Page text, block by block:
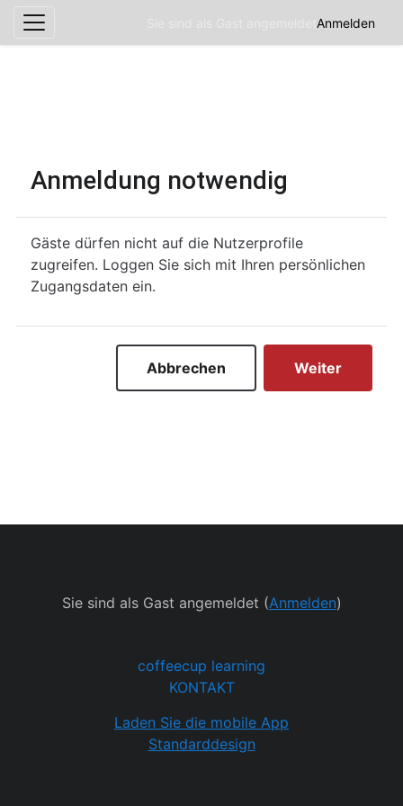
Anmelden
Anmeldung notwendig
Gäste dürfen nicht auf die Nutzerprofile
zugreifen. Loggen Sie sich mit Ihren persönlichen
Zugangsdaten ein.
Abbrechen Weiter
Sie sind als Gast angemeldet (Anmelden)
coffeecup learning
KONTAKT
Laden Sie die mobile App
Standarddesign